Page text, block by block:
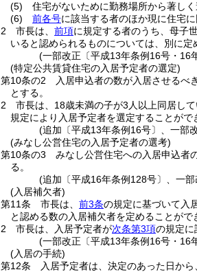
(5)
住宅がないために勤務場所から著し
(6)
前各号に該当する者のほか現に住宅
2
市長は、 前項に規定する者のうち、母子
いると認められるものについては、別に
(一部改正〔平成13年条例16号・16
(特定公共賃貸住宅の入居予定者の選定)
第10条の2
入居申込者の数が入居させるべ
とする。
2
市長は、18歳未満の子が3人以上同居し
規定により入居予定者を選定することがで
(追加〔平成13年条例16号〕、一部
(みなし公営住宅の入居予定者の選考)
第10条の3
みなし公営住宅への入居申込者
る。
(追加〔平成16年条例128号〕、一
(入居補欠者)
第11条
市長は、 前3条の規定に基づいて入
と認める数の入居補欠者を定めることがで
2
市長は、入居予定者が次条第3項の規定に
(一部改正〔平成13年条例16号・16
(入居の手続)
第12条
入居予定者は、決定のあった日か